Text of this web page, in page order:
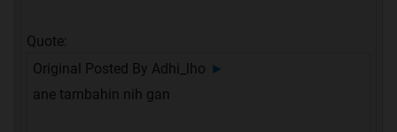
Quote:
Original Posted By Adhi_lho ►
ane tambahin nih gan